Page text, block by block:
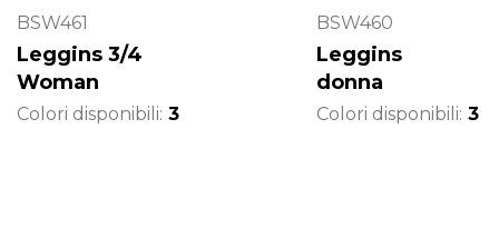
BSW461
Leggins 3/4
Woman
Colori disponibili: 3
BSW460
Leggins
donna
Colori disponibili: 3